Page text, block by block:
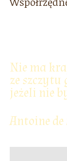
Nie ma
ze szczytu
jeżeli nie
Antoine